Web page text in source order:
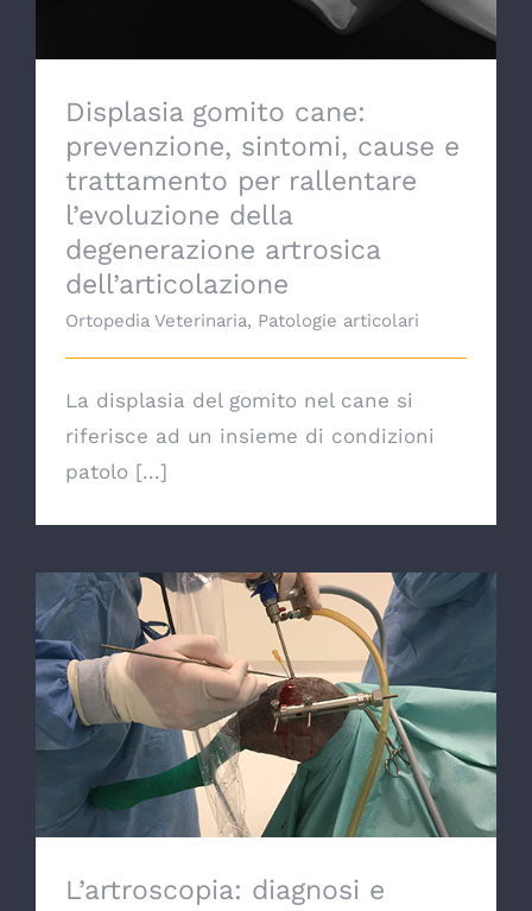
Displasia gomito cane:
prevenzione, sintomi, cause e
trattamento per rallentare
l’evoluzione della
degenerazione artrosica
dell’articolazione
Ortopedia Veterinaria, Patologie articolari
La displasia del gomito nel cane si
riferisce ad un insieme di condizioni
patolo [...]
L’artroscopia: diagnosi e trattamento
mininvasivi dei disturbi articolari del cane
e del gatto
L’artroscopia: diagnosi e